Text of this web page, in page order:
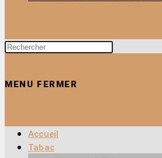
MENU FERMER
Accueil
Tabac